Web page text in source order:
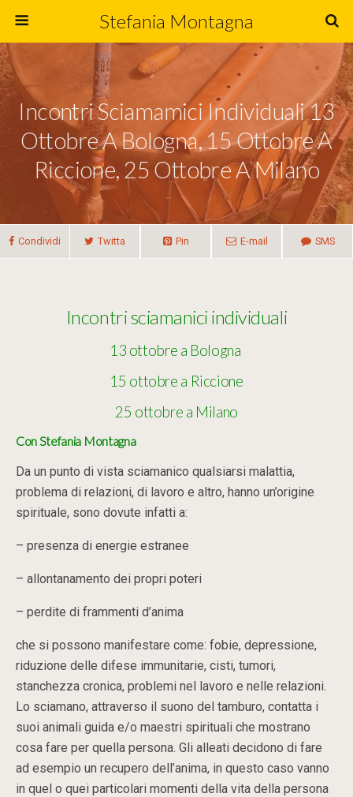
Stefania Montagna
Incontri Sciamamici Individuali 13
Ottobre A Bologna, 15 Ottobre A
Riccione, 25 Ottobre A Milano
Condividi Twitta Pin E-mail SMS
Incontri sciamanici individuali
13 ottobre a Bologna
15 ottobre a Riccione
25 ottobre a Milano
Con Stefania Montagna
Da un punto di vista sciamanico qualsiarsi malattia,
problema di relazioni, di lavoro e altro, hanno un’origine
spirituale, sono dovute infatti a:
– presenza di energie estranee
– allontanamento dei propri poteri
– perdite di frammenti d’anima
che si possono manifestare come: fobie, depressione,
riduzione delle difese immunitarie, cisti, tumori,
stanchezza cronica, problemi nel lavoro e nelle relazioni.
Lo sciamano, attraverso il suono del tamburo, contatta i
suoi animali guida e/o maestri spirituali che mostrano
cosa fare per quella persona. Gli alleati decidono di fare
ad esempio un recupero dell’anima, in questo caso vanno
in quel o quei particolari momenti della vita della persona